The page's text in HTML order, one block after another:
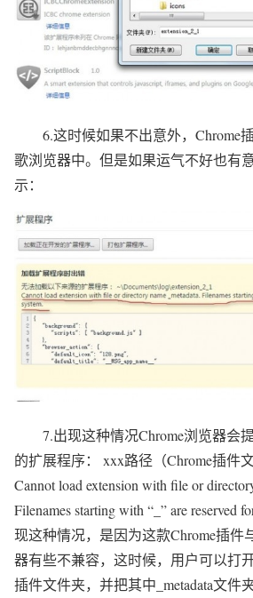
6.这时候如果不出意外，Chrome
歌浏览器中。但是如果运气不好也有
示：
7.出现这种情况Chrome浏览器会
的扩展程序： xxx路径（Chrome插件
Cannot load extension with file or
Filenames starting with “_” are reserved
现这种情况，是因为这款Chrome插件
器有些不兼容，这时候，用户可以打
插件文件夹，并把其中_metadata文件